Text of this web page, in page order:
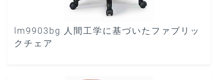
lm9903bg 人間工学に基づいたファブリッ
クチェア